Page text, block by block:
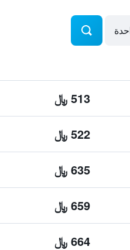
513 ﷼
522 ﷼
635 ﷼
659 ﷼
664 ﷼